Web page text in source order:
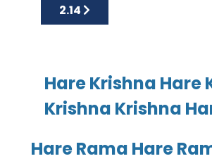
Article suivant : 2.14
2.14
Hare Krishna Hare
Krishna Krishna
Hare Rama Hare